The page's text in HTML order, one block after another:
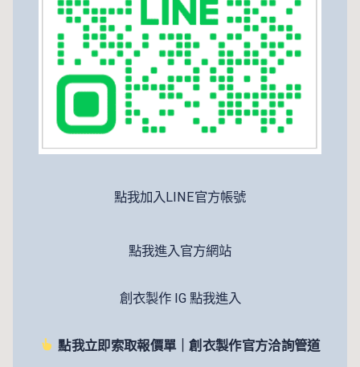
點我加入LINE官方帳號
點我進入官方網站
創衣製作 IG 點我進入
點我立即索取報價單｜創衣製作官方洽詢管道